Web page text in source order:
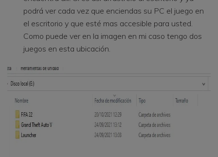
podrá ver cada vez que enciendas su PC el juego en
el escritorio y que esté mas accesible para usted.
Como puede ver en la imagen en mi caso tengo dos
juegos en esta ubicación.